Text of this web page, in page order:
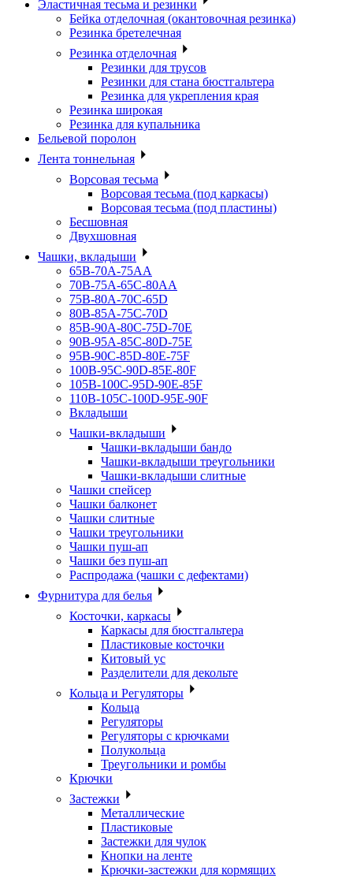
Эластичная тесьма и резинки
Бейка отделочная (окантовочная резинка)
Резинка бретелечная
Резинка отделочная
Резинки для трусов
Резинки для стана бюстгальтера
Резинка для укрепления края
Резинка широкая
Резинка для купальника
Бельевой поролон
Лента тоннельная
Ворсовая тесьма
Ворсовая тесьма (под каркасы)
Ворсовая тесьма (под пластины)
Бесшовная
Двухшовная
Чашки, вкладыши
65B-70A-75АА
70В-75А-65С-80АА
75В-80А-70С-65D
80В-85А-75С-70D
85В-90А-80С-75D-70E
90B-95A-85C-80D-75E
95B-90C-85D-80E-75F
100B-95C-90D-85E-80F
105B-100C-95D-90E-85F
110B-105C-100D-95E-90F
Вкладыши
Чашки-вкладыши
Чашки-вкладыши бандо
Чашки-вкладыши треугольники
Чашки-вкладыши слитные
Чашки спейсер
Чашки балконет
Чашки слитные
Чашки треугольники
Чашки пуш-ап
Чашки без пуш-ап
Распродажа (чашки с дефектами)
Фурнитура для белья
Косточки, каркасы
Каркасы для бюстгальтера
Пластиковые косточки
Китовый ус
Разделители для декольте
Кольца и Регуляторы
Кольца
Регуляторы
Регуляторы с крючками
Полукольца
Треугольники и ромбы
Крючки
Застежки
Металлические
Пластиковые
Застежки для чулок
Кнопки на ленте
Крючки-застежки для кормящих